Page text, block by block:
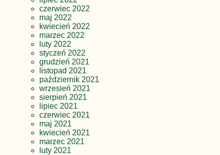
czerwiec 2022
maj 2022
kwiecień 2022
marzec 2022
luty 2022
styczeń 2022
grudzień 2021
listopad 2021
październik 2021
wrzesień 2021
sierpień 2021
lipiec 2021
czerwiec 2021
maj 2021
kwiecień 2021
marzec 2021
luty 2021